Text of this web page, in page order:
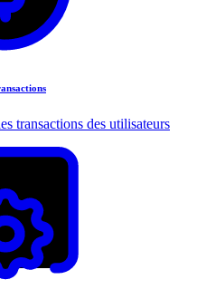
transactions des utilisateurs